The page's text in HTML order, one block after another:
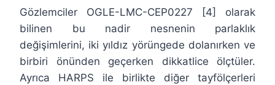
Gözlemciler OGLE-LMC-CEP0227 [4] olarak
bilinen bu nadir nesnenin parlaklık
değişimlerini, iki yıldız yörüngede dolanırken ve
birbiri önünden geçerken dikkatlice ölçtüler.
Ayrıca HARPS ile birlikte diğer tayfölçerleri